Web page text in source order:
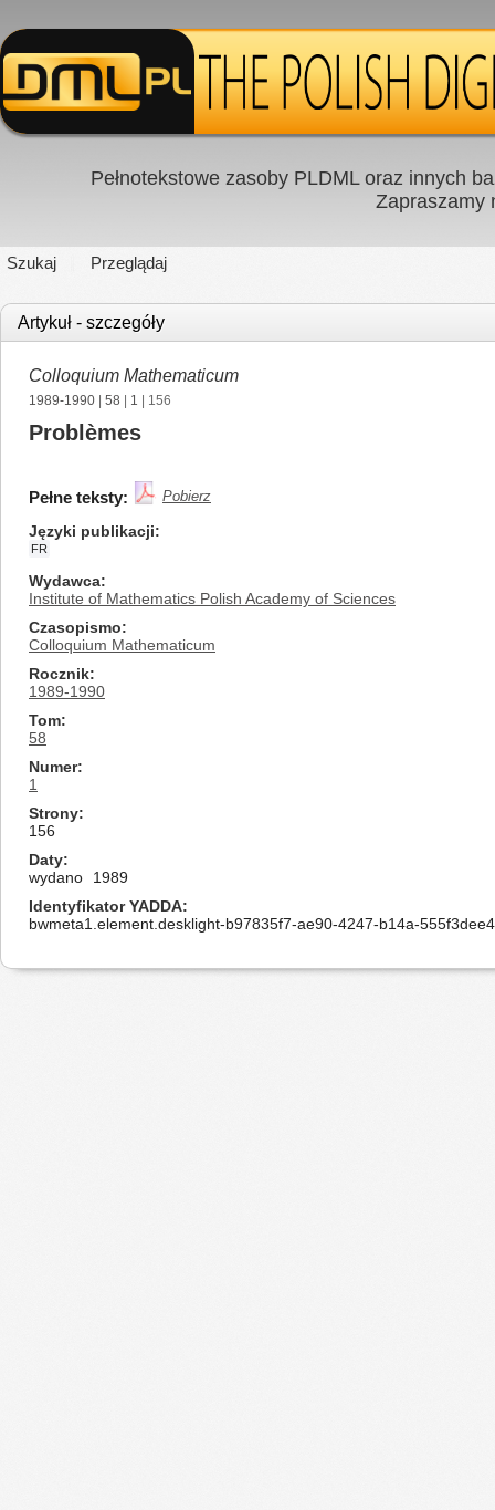
Pełnotekstowe zasoby PLDML oraz innych
Zapraszamy
Szukaj Przeglądaj
Artykuł - szczegóły
Colloquium Mathematicum
1989-1990 58 1 | 156
Problèmes
Pełne teksty: Pobierz
Języki publikacji
FR
Wydawca
Institute of Mathematics Polish Academy of Sciences
Czasopismo
Colloquium Mathematicum
Rocznik
1989-1990
Tom
58
Numer
1
Strony
156
Daty
wydano
1989
Identyfikator YADDA
bwmeta1.element.desklight-b97835f7-ae90-4247-b14a-